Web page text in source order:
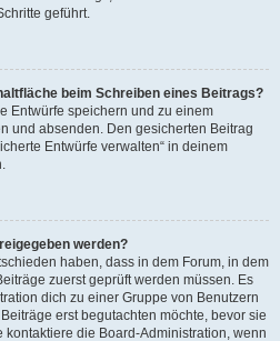
geführt.
beim Schreiben eines Beitrags?
Entwürfe speichern und zu einem
und absenden. Den gesicherten Beitrag
Entwürfe verwalten“ in deinem
werden?
haben, dass in dem Forum, in dem
zuerst geprüft werden müssen. Es
dich zu einer Gruppe von Benutzern
erst begutachten möchte, bevor sie
kontaktiere die Board-Administration, wenn